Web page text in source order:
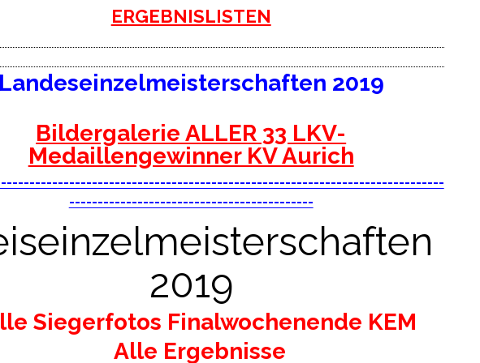
ERGEBNISLISTEN
Landeseinzelmeisterschaften 2019
Bildergalerie ALLER 33 LKV-
Medaillengewinner KV Aurich
-------------------------------------------
2019
Siegerfotos Finalwochenende KEM
Alle Ergebnisse